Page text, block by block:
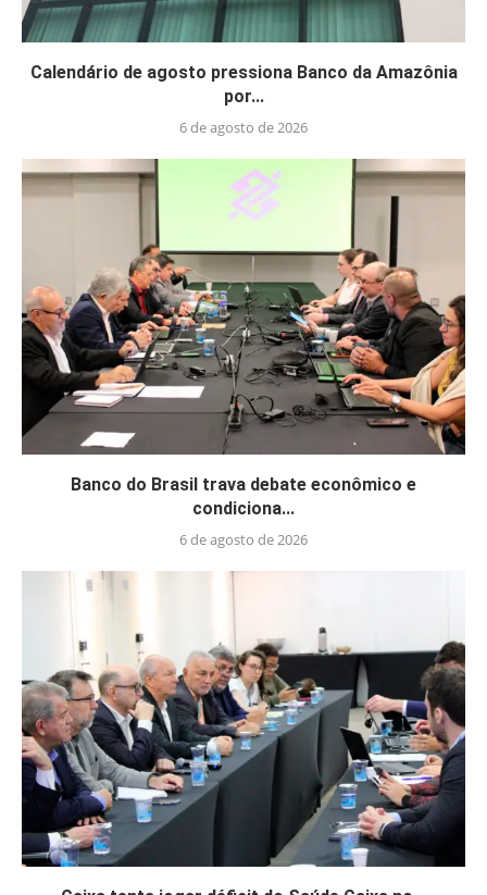
Calendário de agosto pressiona Banco da Amazônia
por...
6 de agosto de 2026
Banco do Brasil trava debate econômico e
condiciona...
6 de agosto de 2026